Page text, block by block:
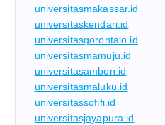
universitasmakassar.id
universitaskendari.id
universitasgorontalo.id
universitasmamuju.id
universitasambon.id
universitasmaluku.id
universitassofifi.id
universitasjayapura.id